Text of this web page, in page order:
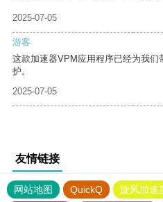
2025-07-05
游客
这款加速器VPM应用程序已经为我
护。
2025-07-05
友情链接
网站地图 QuickQ 旋风加速